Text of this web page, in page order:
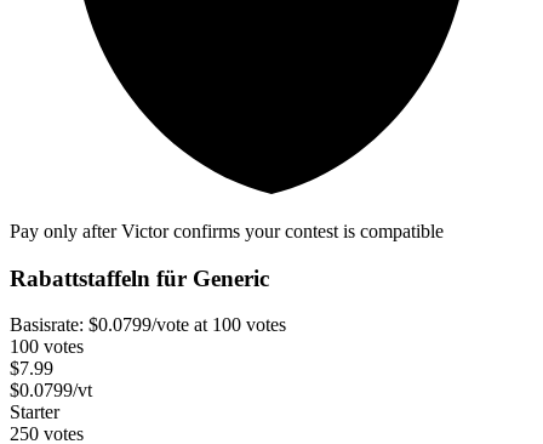
Pay only after Victor confirms your contest is compatible
Rabattstaffeln für Generic
Basisrate: $0.0799/vote at 100 votes
100 votes
$7.99
$0.0799/vt
Starter
250 votes